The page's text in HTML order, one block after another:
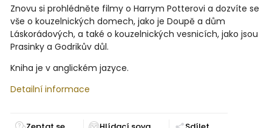
Znovu si prohlédněte filmy o Harrym Potterovi a dozvíte se
vše o kouzelnických domech, jako je Doupě a dům
Láskorádových, a také o kouzelnických vesnicích, jako jsou
Prasinky a Godrikův důl.
Kniha je v anglickém jazyce.
Detailní informace